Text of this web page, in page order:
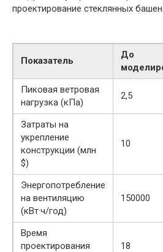
проектирование стеклянных башен.
Показатель
До
Пиковая ветровая
нагрузка (кПа)
2,5
Затраты на
укрепление
конструкции (млн
$)
10
Энергопотребление
на вентиляцию
(кВт·ч/год)
150000
Время
проектирования
18